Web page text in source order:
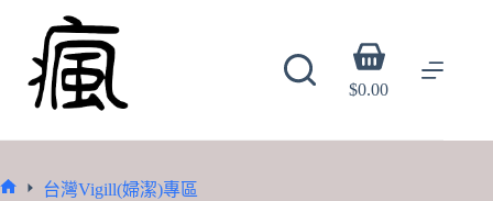
content
Shopping
cart
$0.00
台灣Vigill(婦潔)專區